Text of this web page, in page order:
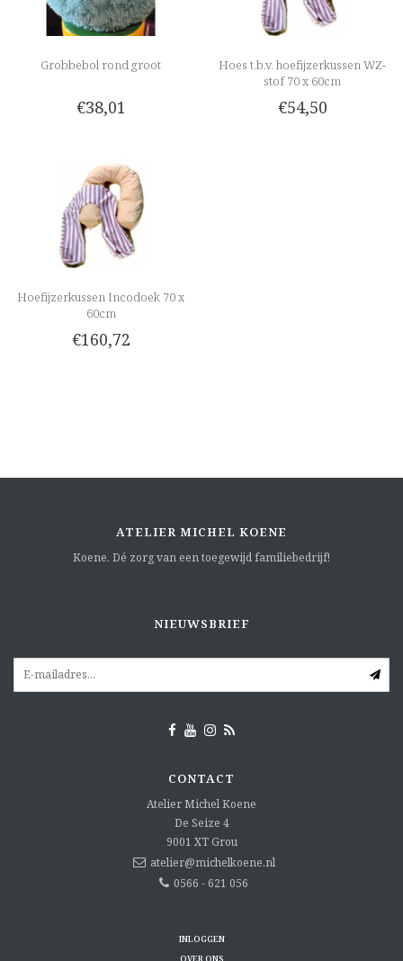
Grobbebol rond groot
€38,01
Hoes t.b.v. hoefijzerkussen WZ-
stof 70 x 60cm
€54,50
Hoefijzerkussen Incodoek 70 x
60cm
€160,72
ATELIER MICHEL KOENE
Koene. Dé zorg van een toegewijd familiebedrijf!
NIEUWSBRIEF
CONTACT
Atelier Michel Koene
De Seize 4
9001 XT Grou
atelier@michelkoene.nl
0566 - 621 056
INLOGGEN